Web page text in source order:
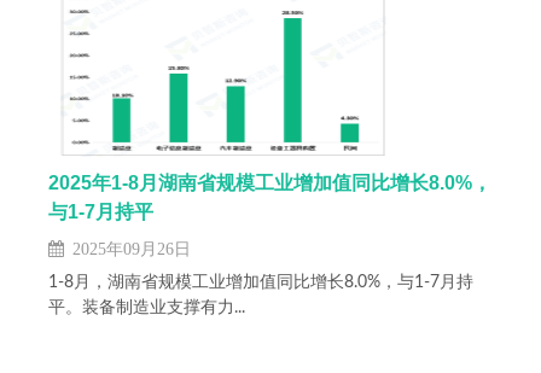
2025年1-8月湖南省规模工业增加值同比增长8.0%，
与1-7月持平
2025年09月26日
1-8月，湖南省规模工业增加值同比增长8.0%，与1-7月持
平。装备制造业支撑有力...